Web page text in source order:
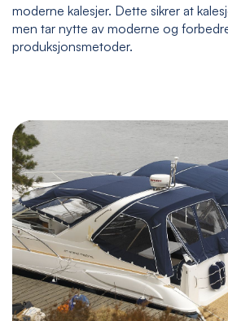
moderne kalesjer. Dette sikrer at
men tar nytte av moderne og
produksjonsmetoder.